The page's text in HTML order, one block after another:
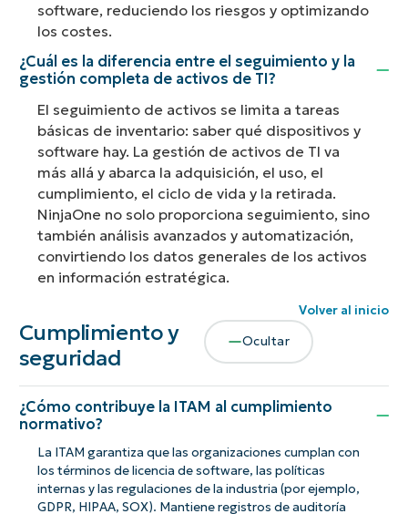
software, reduciendo los riesgos y optimizando
los costes.
¿Cuál es la diferencia entre el seguimiento y la
gestión completa de activos de TI?
El seguimiento de activos se limita a tareas
básicas de inventario: saber qué dispositivos y
software hay. La gestión de activos de TI va
más allá y abarca la adquisición, el uso, el
cumplimiento, el ciclo de vida y la retirada.
NinjaOne no solo proporciona seguimiento, sino
también análisis avanzados y automatización,
convirtiendo los datos generales de los activos
en información estratégica.
Volver al inicio
Cumplimiento y
seguridad
Ocultar
¿Cómo contribuye la ITAM al cumplimiento
normativo?
La ITAM garantiza que las organizaciones cumplan con
los términos de licencia de software, las políticas
internas y las regulaciones de la industria (por ejemplo,
GDPR, HIPAA, SOX). Mantiene registros de auditoría